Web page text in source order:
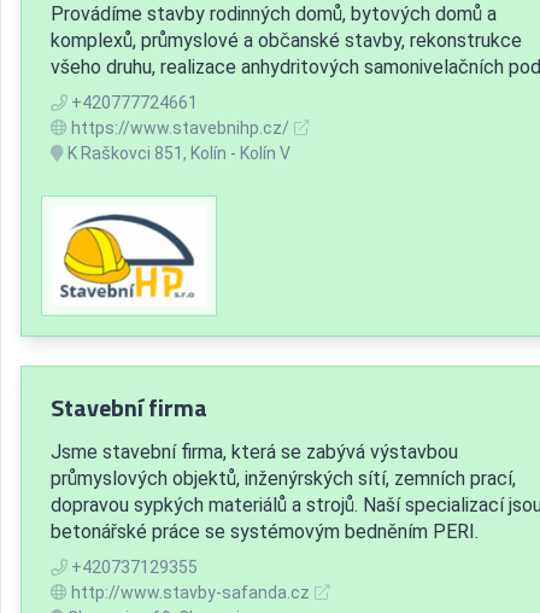
Provádíme stavby rodinných domů, bytových domů a
komplexů, průmyslové a občanské stavby, rekonstrukce
všeho druhu, realizace anhydritových samonivelačních
+420777724661
https://www.stavebnihp.cz/
K Raškovci 851, Kolín - Kolín V
Stavební firma
Jsme stavební firma, která se zabývá výstavbou
průmyslových objektů, inženýrských sítí, zemních prací,
dopravou sypkých materiálů a strojů. Naší specializací
betonářské práce se systémovým bedněním PERI.
+420737129355
http://www.stavby-safanda.cz